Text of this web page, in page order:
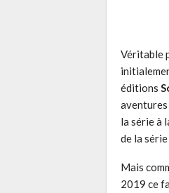
Véritable
éditions
aventures
la série à
de la
Mais
2019 ce